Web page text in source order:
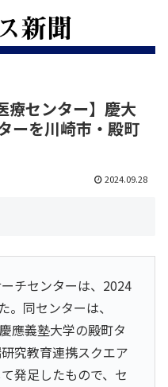
療センター】慶大
ーを川崎市・殿町
2024.09.28
チセンターは、2024
同センターは、
應義塾大学の殿町タ
究教育連携スクエア
発足したもので、セ